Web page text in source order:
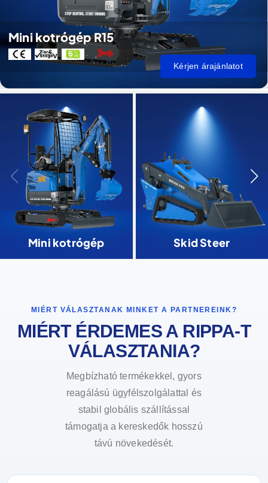
Mini kotrógép R15
Kérjen árajánlatot
Mini kotrógép Skid Steer
MIÉRT VÁLASZTANAK MINKET A PARTNEREINK?
MIÉRT ÉRDEMES A RIPPA-T
VÁLASZTANIA?
Megbízható termékekkel, gyors
reagálású ügyfélszolgálattal és
stabil globális szállítással
támogatja a kereskedők hosszú
távú növekedését.